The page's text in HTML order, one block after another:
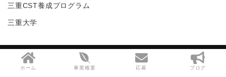
三重CST養成プログラム
三重大学
Copyright (C) 三重ジュニアドクター育成塾
ホーム 事業概要 応募 ブログ